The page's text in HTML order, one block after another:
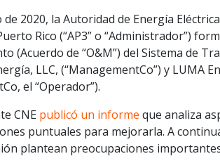
de 2020, la Autoridad de Energía
Rico (“AP3” o “Administrador”)
(Acuerdo de “O&M”) del Sistema de
LLC, (“ManagementCo”) y LUMA
el “Operador”).
CNE publicó un informe que analiza
puntuales para mejorarla. A
plantean preocupaciones